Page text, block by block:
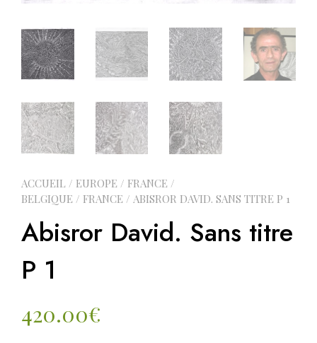
ACCUEIL / EUROPE / FRANCE /
BELGIQUE / FRANCE / ABISROR DAVID. SANS TITRE P 1
Abisror David. Sans titre
P 1
420.00€